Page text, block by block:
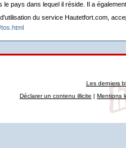
le pays dans lequel il réside. Il a
du service Hautetfort.com,
Les derniers
Déclarer un contenu illicite | Mentions